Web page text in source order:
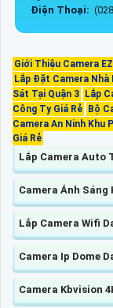
Điện Thoại:
Giới Thiệu Camera
Lắp Đặt Camera Nhà
Sát Tại Quận 3 Lắp
Công Ty Giá Rẻ Bộ
Camera An Ninh Khu
Giá Rẻ
Lắp Camera Auto
Camera Ánh Sáng
Lắp Camera Wifi
Camera Ip Dome
Camera Kbvision